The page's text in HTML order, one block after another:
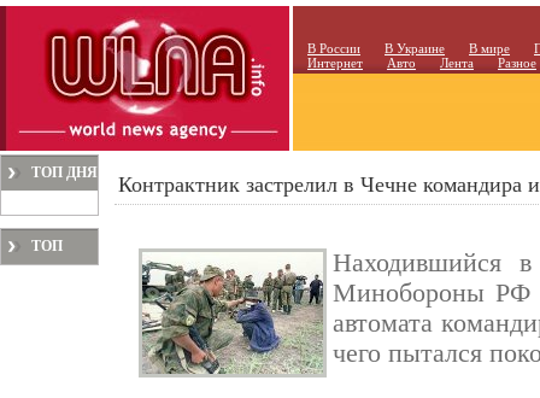
В России В Украине В мире
Интернет
Авто Лента Разное
ТОП ДНЯ
ТОП
Контрактник застрелил в Чечне командира
Находившийся
Минобороны РФ в
автомата
чего пытался